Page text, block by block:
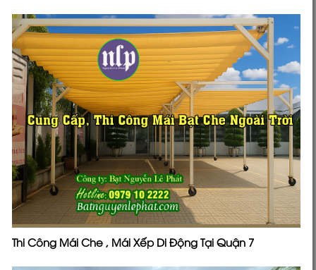
Thi Công Mái Che , Mái Xếp Di Động Tại Quận 7